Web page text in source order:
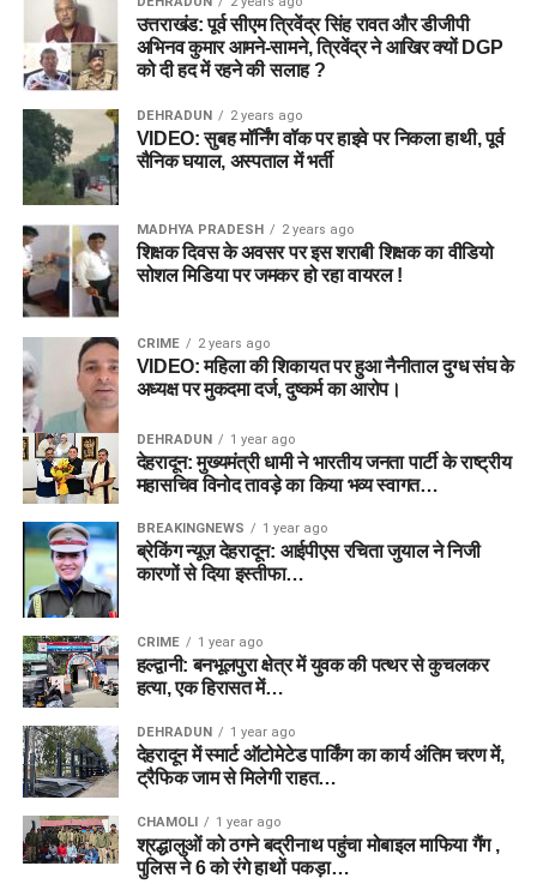
उत्तराखंड: पूर्व सीएम त्रिवेंद्र सिंह रावत और डीजीपी
अभिनव कुमार आमने-सामने, त्रिवेंद्र ने आखिर क्यों DGP
को दी हद में रहने की सलाह ?
DEHRADUN 2 years ago
VIDEO: सुबह मॉर्निंग वॉक पर हाइवे पर निकला हाथी, पूर्व
सैनिक घयाल, अस्पताल में भर्ती
MADHYA PRADESH 2 years ago
शिक्षक दिवस के अवसर पर इस शराबी शिक्षक का वीडियो
सोशल मिडिया पर जमकर हो रहा वायरल !
CRIME 2 years ago
VIDEO: महिला की शिकायत पर हुआ नैनीताल दुग्ध संघ के
अध्यक्ष पर मुकदमा दर्ज, दुष्कर्म का आरोप।
DEHRADUN 1 year ago
देहरादून: मुख्यमंत्री धामी ने भारतीय जनता पार्टी के राष्ट्रीय
महासचिव विनोद तावड़े का किया भव्य स्वागत…
BREAKINGNEWS 1 year ago
ब्रेकिंग न्यूज़ देहरादून: आईपीएस रचिता जुयाल ने निजी
कारणों से दिया इस्तीफा…
CRIME 1 year ago
हल्द्वानी: बनभूलपुरा क्षेत्र में युवक की पत्थर से कुचलकर
हत्या, एक हिरासत में…
DEHRADUN 1 year ago
देहरादून में स्मार्ट ऑटोमेटेड पार्किंग का कार्य अंतिम चरण में,
ट्रैफिक जाम से मिलेगी राहत…
CHAMOLI 1 year ago
श्रद्धालुओं को ठगने बद्रीनाथ पहुंचा मोबाइल माफिया गैंग ,
पुलिस ने 6 को रंगे हाथों पकड़ा…